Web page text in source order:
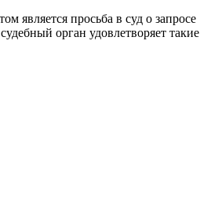
является просьба в суд о запросе
орган удовлетворяет такие